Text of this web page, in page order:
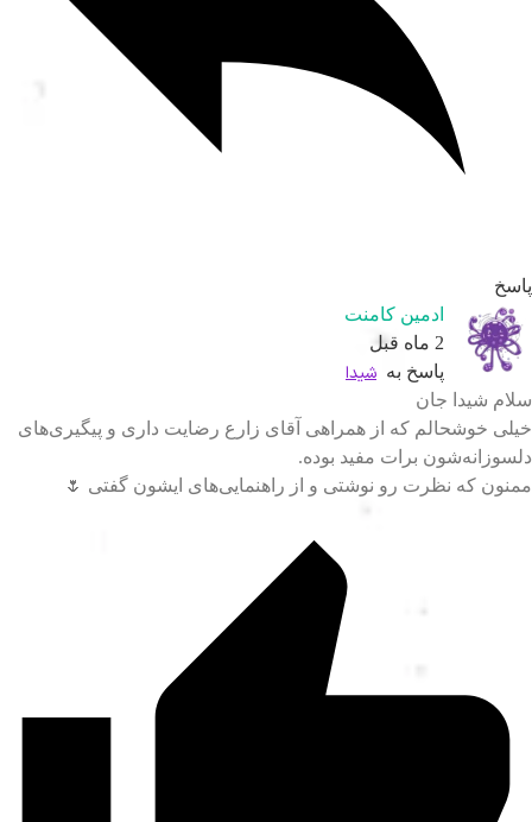
ادمین کامنت
پاسخ به شیدا
شیدا جان
خوشحالم که از همراهی آقای زارع رضایت داری و پیگیری‌های
برات مفید بوده.
که نظرت رو نوشتی و از راهنمایی‌های ایشون گفتی 🌷